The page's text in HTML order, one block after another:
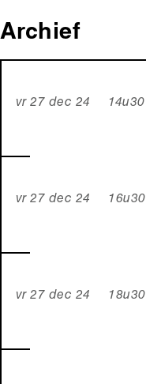
Archief
vr 27 dec 24 14u30
vr 27 dec 24 16u30
vr 27 dec 24 18u30